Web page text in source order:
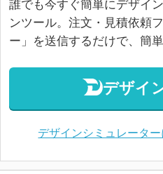
ンツール。注文・見積依頼
ー」を送信するだけで、簡
デザイ
デザインシミュレータ